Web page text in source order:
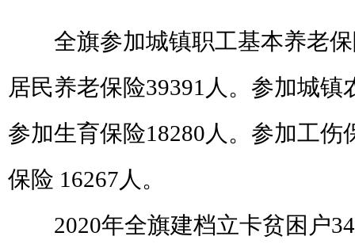
全旗参加城镇职工基本养老
居民养老保险39391 人。参加城镇
参加生育保险18280 人。参加工伤
保险 16267 人。
2020年全旗建档立卡贫困户